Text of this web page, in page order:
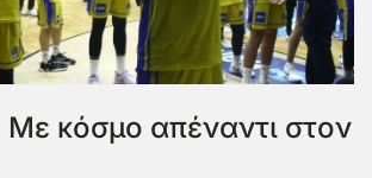
Με κόσμο απέναντι στον